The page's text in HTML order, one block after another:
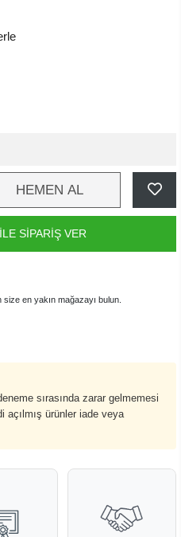
HEMEN AL
SİPARİŞ VER
en yakın mağazayı bulun.
sırasında zarar gelmemesi
açılmış ürünler iade veya